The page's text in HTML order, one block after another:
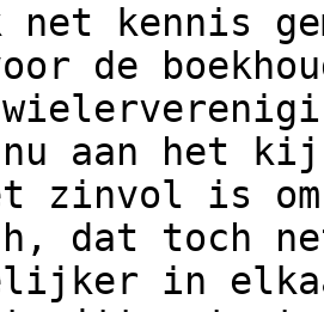
net kennis
de
aan het
zinvol is
dat toch
in